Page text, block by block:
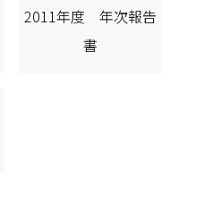
2011年度 年次報告
書